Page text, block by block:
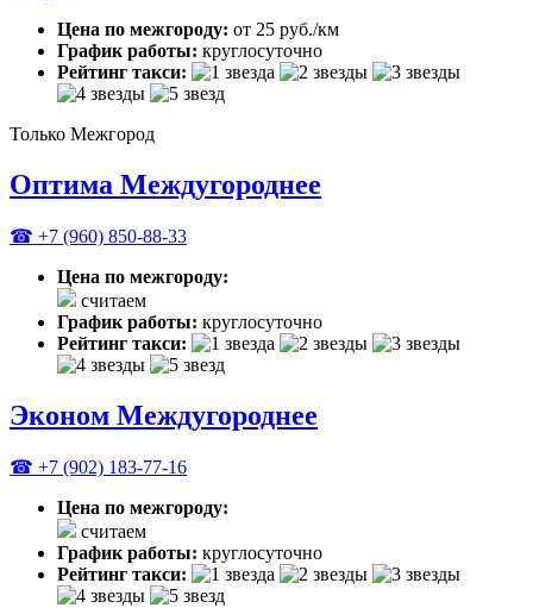
Цена по межгороду: от 25 руб./км
График работы: круглосуточно
Рейтинг такси:
Только Межгород
Оптима Междугороднее
☎ +7 (960) 850-88-33
Цена по межгороду:
считаем
График работы: круглосуточно
Рейтинг такси:
Эконом Междугороднее
☎ +7 (902) 183-77-16
Цена по межгороду:
считаем
График работы: круглосуточно
Рейтинг такси: